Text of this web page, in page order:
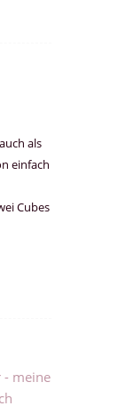
als
einfach
Cubes
meine